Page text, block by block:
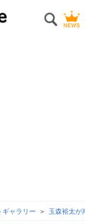
ギャラリー 玉森裕太が